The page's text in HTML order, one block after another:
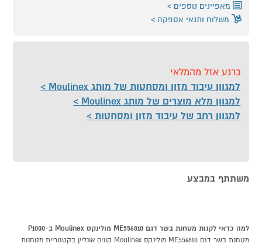
מאפיינים נוספים
משלוח ותנאי אספקה
כרגע אזל מהמלאי
למגוון עיבוד מזון ומסחטות של מותג Moulinex
למגוון מלא מוצרים של מותג Moulinex
למגוון רחב של עיבוד מזון ומסחטות
משתתף במבצע
למה כדאי לקנות מטחנת בשר דגם ME556810 מולינקס Moulinex ב-P1000
מטחנת בשר דגם ME556810 מולינקס Moulinex קונים אונליין בקטגוריית מטחנות